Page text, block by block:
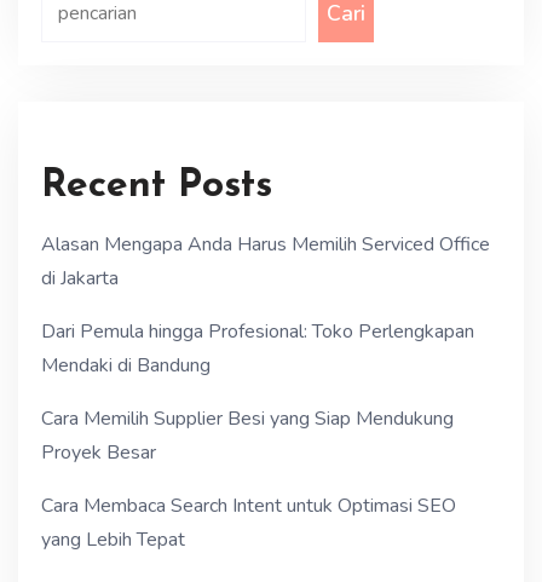
Cari
Recent Posts
Alasan Mengapa Anda Harus Memilih Serviced Office
di Jakarta
Dari Pemula hingga Profesional: Toko Perlengkapan
Mendaki di Bandung
Cara Memilih Supplier Besi yang Siap Mendukung
Proyek Besar
Cara Membaca Search Intent untuk Optimasi SEO
yang Lebih Tepat